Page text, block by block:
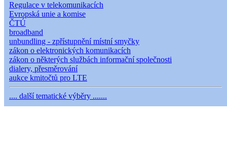
Regulace v telekomunikacích
Evropská unie a komise
ČTÚ
broadband
unbundling - zpřístupnění místní smyčky
zákon o elektronických komunikacích
zákon o některých službách informační společnosti
dialery, přesměrování
aukce kmitočtů pro LTE
.... další tematické výběry .......